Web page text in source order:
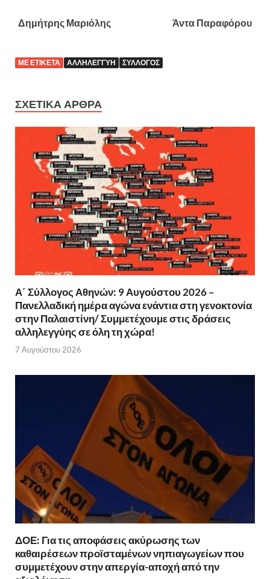
Δημήτρης Μαριόλης Άντα Παραφόρου
ΜΕ ΕΤΙΚΈΤΑ ΑΛΛΗΛΕΓΓΎΗ ΣΎΛΛΟΓΟΣ
ΣΧΕΤΙΚΆ ΆΡΘΡΑ
Α΄ Σύλλογος Αθηνών: 9 Αυγούστου 2026 –
Πανελλαδική ημέρα αγώνα ενάντια στη γενοκτονία
στην Παλαιστίνη/ Συμμετέχουμε στις δράσεις
αλληλεγγύης σε όλη τη χώρα!
7 Αυγούστου 2026
ΔΟΕ: Για τις αποφάσεις ακύρωσης των
καθαιρέσεων προϊσταμένων νηπιαγωγείων που
συμμετέχουν στην απεργία-αποχή από την